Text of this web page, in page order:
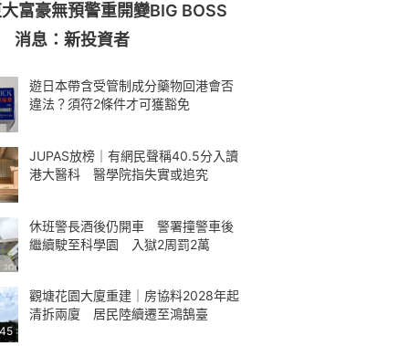
富豪無預警重開變BIG BOSS
消息：新投資者
遊日本帶含受管制成分藥物回港會否
違法？須符2條件才可獲豁免
JUPAS放榜｜有網民聲稱40.5分入讀
港大醫科 醫學院指失實或追究
休班警長酒後仍開車 警署撞警車後
繼續駛至科學園 入獄2周罰2萬
觀塘花園大廈重建｜房協料2028年起
清拆兩廈 居民陸續遷至鴻鵠臺